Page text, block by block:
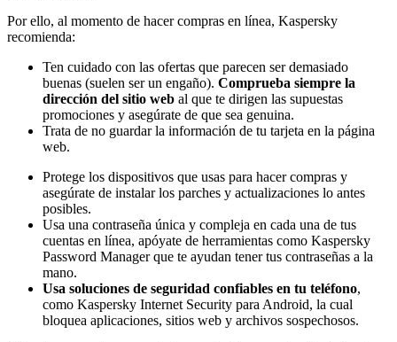
Por ello, al momento de hacer compras en línea, Kaspersky
recomienda:
Ten cuidado con las ofertas que parecen ser demasiado
buenas (suelen ser un engaño). Comprueba siempre la
dirección del sitio web al que te dirigen las supuestas
promociones y asegúrate de que sea genuina.
Trata de no guardar la información de tu tarjeta en la página
web.
Protege los dispositivos que usas para hacer compras y
asegúrate de instalar los parches y actualizaciones lo antes
posibles.
Usa una contraseña única y compleja en cada una de tus
cuentas en línea, apóyate de herramientas como Kaspersky
Password Manager que te ayudan tener tus contraseñas a la
mano.
Usa soluciones de seguridad confiables en tu teléfono,
como Kaspersky Internet Security para Android, la cual
bloquea aplicaciones, sitios web y archivos sospechosos.